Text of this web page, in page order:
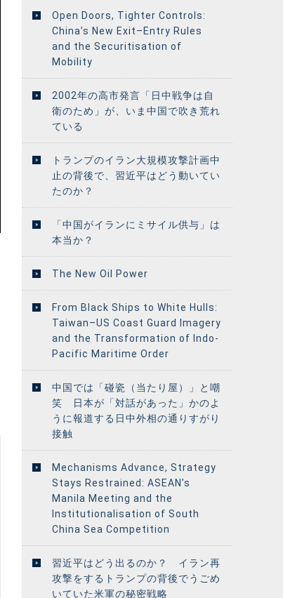
Open Doors, Tighter Controls:
China’s New Exit–Entry Rules
and the Securitisation of
Mobility
2002年の高市発言「日中戦争は自
衛のため」が、いま中国で吹き荒れ
ている
トランプのイラン大規模攻撃計画中
止の背後で、習近平はどう動いてい
たのか？
「中国がイランにミサイル供与」は
本当か？
The New Oil Power
From Black Ships to White Hulls:
Taiwan–US Coast Guard Imagery
and the Transformation of Indo-
Pacific Maritime Order
中国では「碰瓷（当たり屋）」と嘲
笑 日本が「対話があった」かのよ
うに報道する日中外相の通りすがり
接触
Mechanisms Advance, Strategy
Stays Restrained: ASEAN’s
Manila Meeting and the
Institutionalisation of South
China Sea Competition
習近平はどう出るのか？ イラン再
攻撃をするトランプの背後でうごめ
いていた米軍の秘密戦略